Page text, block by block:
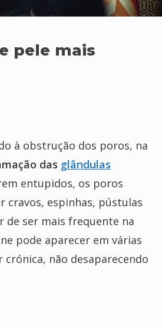
pele mais
à obstrução dos poros, na
das glândulas
entupidos, os poros
cravos, espinhas, pústulas
de ser mais frequente na
pode aparecer em várias
crónica, não desaparecendo